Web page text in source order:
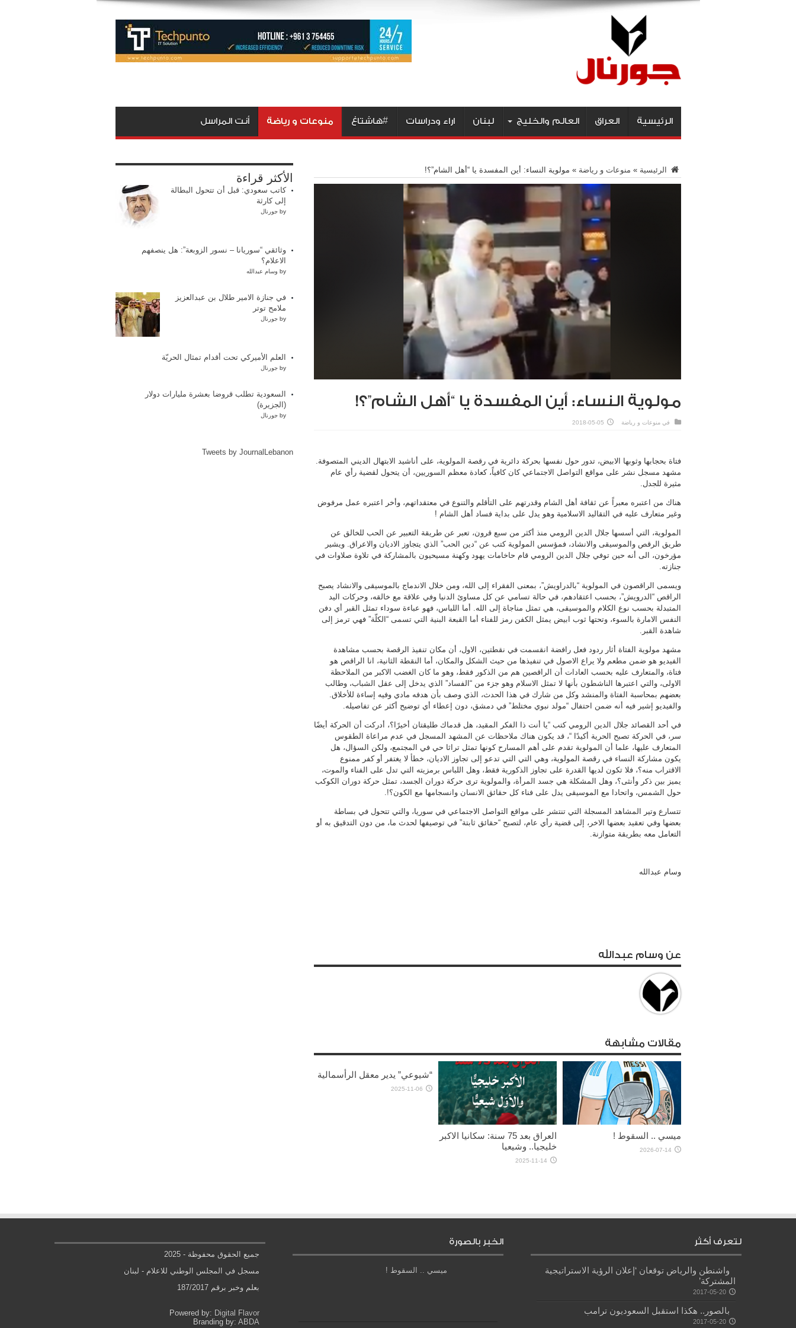
الرئيسية العراق العالم والخليج لبنان اراء ودراسات #هاشتاغ منوعات و رياضة أنت المراسل
الرئيسية » منوعات و رياضة » مولوية النساء: أين المفسدة يا “أهل الشام”؟!
مولوية النساء: أين المفسدة يا “أهل الشام”؟!
فيمنوعات و رياضة 2018-05-05
فتاة بحجابها وثوبها الابيض، تدور حول نفسها بحركة دائرية في رقصة المولوية، على أناشيد الابتهال الديني المتصوفة.
مشهد مسجل نشر على مواقع التواصل الاجتماعي كان كافياً، كعادة معظم السوريين، أن يتحول لقضية رأي عام
مثيرة للجدل.
هناك من اعتبره معبراً عن ثقافة أهل الشام وقدرتهم على التأقلم والتنوع في معتقداتهم، وأخر اعتبره عمل مرفوض
وغير متعارف عليه في التقاليد الاسلامية وهو يدل على بداية فساد أهل الشام !
المولوية، التي أسسها جلال الدين الرومي منذ أكثر من سبع قرون، تعبر عن طريقة التعبير عن الحب للخالق عن
طريق الرقص والموسيقى والانشاد، فمؤسس المولوية كتب عن “دين الحب” الذي يتجاوز الاديان والاعراق. ويشير
مؤرخون، الى أنه حين توفي جلال الدين الرومي قام حاخامات يهود وكهنة مسيحيون بالمشاركة في تلاوة صلاوات في
جنازته.
ويسمى الراقصون في المولوية “بالدراويش”، بمعنى الفقراء إلى الله، ومن خلال الاندماج بالموسيقى والانشاد يصبح
الراقص “الدرويش”، بحسب اعتقادهم، في حالة تسامي عن كل مساوئ الدنيا وفي علاقة مع خالقه، وحركات اليد
المتبدلة بحسب نوع الكلام والموسيقى، هي تمثل مناجاة إلى الله. أما اللباس، فهو عباءة سوداء تمثل القبر أي دفن
النفس الامارة بالسوء، وتحتها ثوب ابيض يمثل الكفن رمز للفناء أما القبعة البنية التي تسمى “الكلّة” فهي ترمز إلى
شاهدة القبر.
مشهد مولوية الفتاة أثار ردود فعل رافضة انقسمت في نقطتين، الاول، أن مكان تنفيذ الرقصة بحسب مشاهدة
الفيديو هو ضمن مطعم ولا يراع الاصول في تنفيذها من حيث الشكل والمكان، أما النقطة الثانية، انا الراقص هو
فتاة، والمتعارف عليه بحسب العادات أن الراقصين هم من الذكور فقط، وهو ما كان الغضب الاكبر من الملاحظة
الاولى، والتي اعتبرها الناشطون بأنها لا تمثل الاسلام وهو جزء من “الفساد” الذي يدخل إلى عقل الشباب، وطالب
بعضهم بمحاسبة الفتاة والمنشد وكل من شارك في هذا الحدث، الذي وصف بأن هدفه مادي وفيه إساءة للأخلاق.
والفيديو إشير فيه أنه ضمن احتفال “مولد نبوي مختلط” في دمشق، دون إعطاء أي توضيح أكثر عن تفاصيله.
في أحد القصائد جلال الدين الرومي كتب “يا أنت ذا الفكر المقيد، هل قدماك طليقتان أخيرًا؟، أدركت أن الحركة أيضًا
سر، في الحركة تصبح الحرية أكيدًا “، قد يكون هناك ملاحظات عن المشهد المسجل في عدم مراعاة الطقوس
المتعارف عليها، علما أن المولوية تقدم على أهم المسارح كونها تمثل تراثا حي في المجتمع، ولكن السؤال، هل
يكون مشاركة النساء في رقصة المولوية، وهي التي التي تدعو إلى تجاوز الاديان، خطأ لا يغتفر أو كفر ممنوع
الاقتراب منه؟، فلا تكون لديها القدرة على تجاوز الذكورية فقط، وهل اللباس برمزيته التي تدل على الفناء والموت،
يميز بين ذكر وأنثى؟، وهل المشكلة هي جسد المرأة، والمولوية ترى حركة دوران الجسد، تمثل حركة دوران الكوكب
حول الشمس، واتحادا مع الموسيقى يدل على فناء كل حقائق الانسان وانسجامها مع الكون؟!.
تتسارع وتير المشاهد المسجلة التي تنتشر على مواقع التواصل الاجتماعي في سوريا، والتي تتحول في بساطة
بعضها وفي تعقيد بعضها الاخر، إلى قضية رأي عام، لتصبح “حقائق ثابتة” في توصيفها لحدث ما، من دون التدقيق به أو
التعامل معه بطريقة متوازنة.
وسام عبدالله
عن وسام عبدالله
مقالات مشابهة
ميسي .. السقوط !
2026-07-14
العراق بعد 75 سنة: سكانيا الاكبر
خليجيا.. وشيعيا
2025-11-14
“شيوعي” يدير معقل الرأسمالية
2025-11-06
الأكثر قراءة
كاتب سعودي: قبل أن تتحول البطالة
إلى كارثة
by جورنال
وثائقي “سوريانا – نسور الزوبعة”: هل ينصفهم
الاعلام؟
by وسام عبدالله
في جنازة الامير طلال بن عبدالعزيز
ملامح توتر
by جورنال
العلم الأميركي تحت أقدام تمثال الحريّة
by جورنال
السعودية تطلب قروضا بعشرة مليارات دولار
(الجزيرة)
by جورنال
Tweets by JournalLebanon
لتعرف أكثر
واشنطن والرياض توقعان ‘إعلان الرؤية الاستراتيجية
المشتركة’
2017-05-20
بالصور.. هكذا استقبل السعوديون ترامب
2017-05-20
الخبر بالصورة
ميسي .. السقوط !
جميع الحقوق محفوظة - 2025
مسجل في المجلس الوطني للاعلام - لبنان
بعلم وخبر برقم 187/2017
Powered by: Digital Flavor
Branding by: ABDA